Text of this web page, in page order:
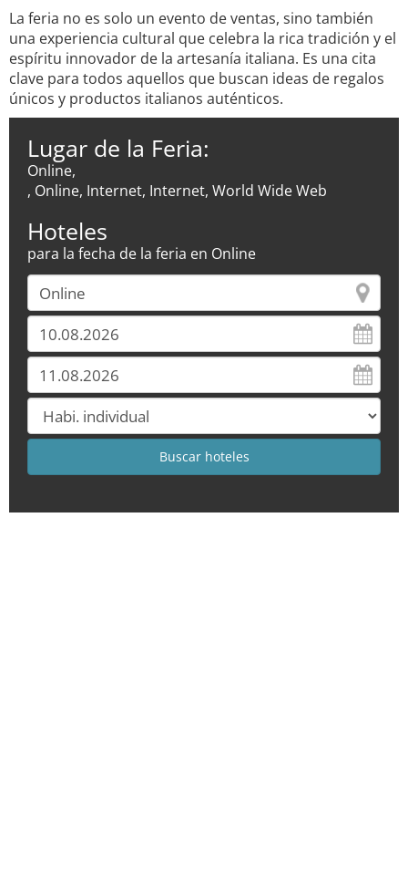
La feria no es solo un evento de ventas, sino también
una experiencia cultural que celebra la rica tradición y el
espíritu innovador de la artesanía italiana. Es una cita
clave para todos aquellos que buscan ideas de regalos
únicos y productos italianos auténticos.
Lugar de la Feria:
Online,
, Online, Internet, Internet, World Wide Web
Hoteles
para la fecha de la feria en Online